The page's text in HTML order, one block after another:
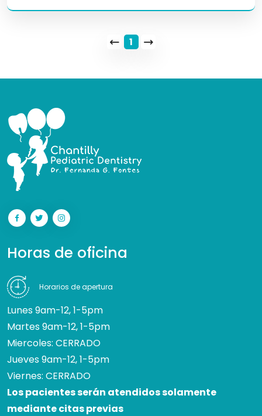
1
Horas de oficina
Horarios de apertura
Lunes 9am-12, 1-5pm
Martes 9am-12, 1-5pm
Miercoles: CERRADO
Jueves 9am-12, 1-5pm
Viernes: CERRADO
Los pacientes serán atendidos solamente
mediante citas previas